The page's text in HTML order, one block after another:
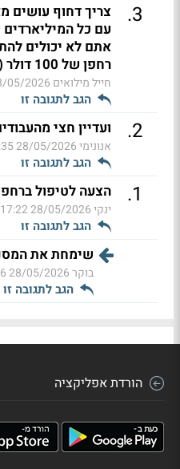
3
.
צריך דחוף עושים
עם כל
אתם לא יכולים
רחפן של 100 דולר (ל"ת)
חייל מילואים 2026 17:58
הגב לתגובה זו
2
. ועדיין חצי
אנונימי28/05/2026 17:35
הגב לתגובה זו
1
. הצעה לטיפול
ינקי28/05/2026 17:22
הגב לתגובה זו
שימחת את
בוקר28/05/2026 18:16
הגב לתגובה זו
הורדת אפליקציה